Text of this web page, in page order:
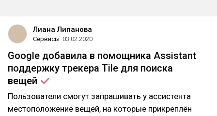
Лиана Липанова
Сервисы 03.02.2020
Google добавила в помощника Assistant
поддержку трекера Tile для поиска
вещей
Пользователи смогут запрашивать у ассистента
местоположение вещей, на которые прикреплён